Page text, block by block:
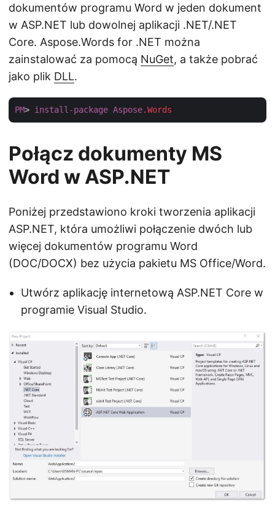
dokumentów programu Word w jeden dokument
w ASP.NET lub dowolnej aplikacji .NET/.NET
Core. Aspose.Words for .NET można
zainstalować za pomocą NuGet, a także pobrać
jako plik DLL.
PM> install-package Aspose.Words
Połącz dokumenty MS
Word w ASP.NET
Poniżej przedstawiono kroki tworzenia aplikacji
ASP.NET, która umożliwi połączenie dwóch lub
więcej dokumentów programu Word
(DOC/DOCX) bez użycia pakietu MS Office/Word.
Utwórz aplikację internetową ASP.NET Core w
programie Visual Studio.